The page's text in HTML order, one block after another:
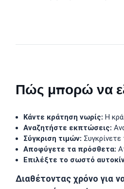
Πώς μπορώ να
Κάντε κράτηση νωρίς: Η
Αναζητήστε εκπτώσεις:
Σύγκριση τιμών:
Αποφύγετε τα πρόσθετα:
Επιλέξτε το σωστό
Διαθέτοντας χρόνο για